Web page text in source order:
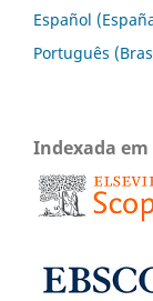
Español
Português
Indexada em